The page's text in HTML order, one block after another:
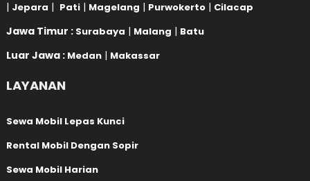
| Jepara | Pati | Magelang | Purwokerto | Cilacap
Jawa Timur : Surabaya | Malang | Batu
Luar Jawa : Medan | Makassar
LAYANAN
Sewa Mobil Lepas Kunci
Rental Mobil Dengan Sopir
Sewa Mobil Harian